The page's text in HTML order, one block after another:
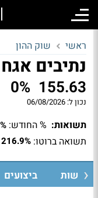
ראשי שוק ההון
נתיבים
155.63
0%
נכון ל: 06/08/2026
תשואות: % החודש:
תשואה ברוטו: 216.9%
חדשות ביצועים